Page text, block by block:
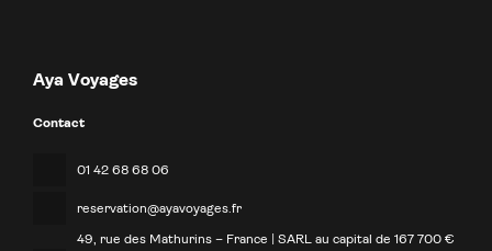
Aya Voyages
Contact
01 42 68 68 06
reservation@ayavoyages.fr
49, rue des Mathurins – France | SARL au capital de 167 700 €